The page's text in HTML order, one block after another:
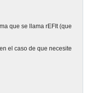
que se llama rEFIt (que
el caso de que necesite